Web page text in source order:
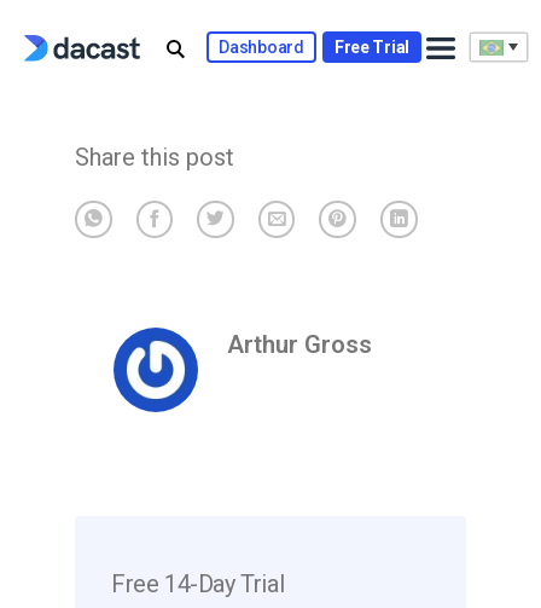
Dashboard Free Trial
Share this post
Arthur Gross
Free 14-Day Trial